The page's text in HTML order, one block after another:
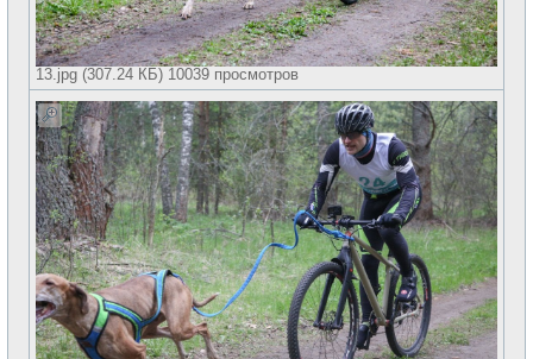
13.jpg (307.24 КБ) 10039 просмотров